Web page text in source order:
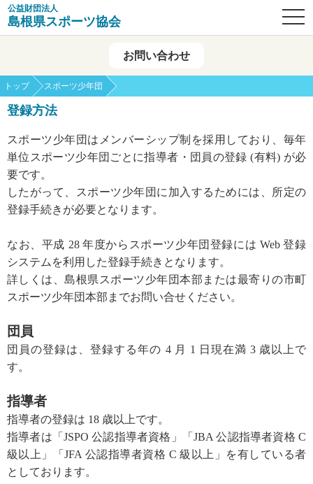
公益財団法人
島根県スポーツ協会
お問い合わせ
トップ スポーツ少年団
登録方法
スポーツ少年団はメンバーシップ制を採用しており、毎年
単位スポーツ少年団ごとに指導者・団員の登録 (有料) が必
要です。
したがって、スポーツ少年団に加入するためには、所定の
登録手続きが必要となります。
なお、平成 28 年度からスポーツ少年団登録には Web 登録
システムを利用した登録手続きとなります。
詳しくは、島根県スポーツ少年団本部または最寄りの市町
スポーツ少年団本部までお問い合せください。
団員
団員の登録は、登録する年の 4 月 1 日現在満 3 歳以上で
す。
指導者
指導者の登録は 18 歳以上です。
指導者は「JSPO 公認指導者資格」「JBA 公認指導者資格 C
級以上」「JFA 公認指導者資格 C 級以上」を有している者
としております。